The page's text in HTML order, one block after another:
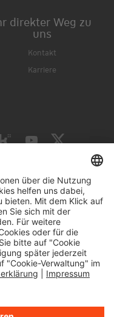
direkter Weg zu
uns
Kontakt
Karriere